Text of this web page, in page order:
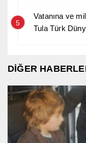
5
Vatanına ve
Tula Türk
DİĞER